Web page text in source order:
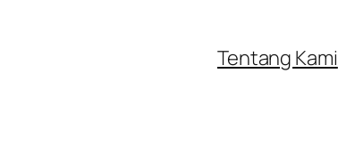
Tentang Kami